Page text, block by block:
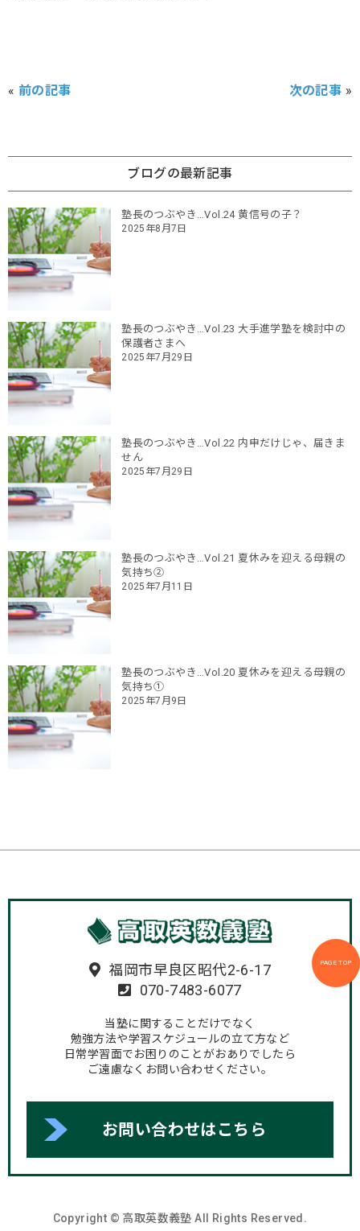
« 前の記事 次の記事 »
ブログの最新記事
塾長のつぶやき…Vol.24 黄信号の子？
2025年8月7日
塾長のつぶやき…Vol.23 大手進学塾を検討中の
保護者さまへ
2025年7月29日
塾長のつぶやき…Vol.22 内申だけじゃ、届きま
せん
2025年7月29日
塾長のつぶやき…Vol.21 夏休みを迎える母親の
気持ち②
2025年7月11日
塾長のつぶやき…Vol.20 夏休みを迎える母親の
気持ち①
2025年7月9日
PAGE TOP
福岡市早良区昭代2-6-17
070-7483-6077
当塾に関することだけでなく
勉強方法や学習スケジュールの立て方など
日常学習面でお困りのことがおありでしたら
ご遠慮なくお問い合わせください。
お問い合わせはこちら
Copyright © 高取英数義塾 All Rights Reserved.